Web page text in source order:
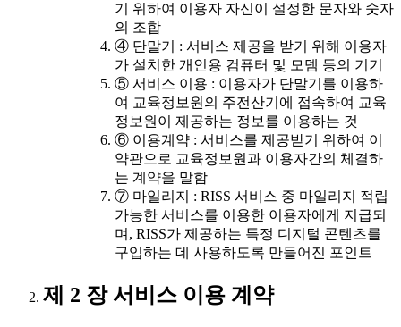
기 위하여 이용자 자신이 설정한 문자와 숫자
의 조합
④ 단말기 : 서비스 제공을 받기 위해 이용자
가 설치한 개인용 컴퓨터 및 모뎀 등의 기기
⑤ 서비스 이용 : 이용자가 단말기를 이용하
여 교육정보원의 주전산기에 접속하여 교육
정보원이 제공하는 정보를 이용하는 것
⑥ 이용계약 : 서비스를 제공받기 위하여 이
약관으로 교육정보원과 이용자간의 체결하
는 계약을 말함
⑦ 마일리지 : RISS 서비스 중 마일리지 적립
가능한 서비스를 이용한 이용자에게 지급되
며, RISS가 제공하는 특정 디지털 콘텐츠를
구입하는 데 사용하도록 만들어진 포인트
제 2 장 서비스 이용 계약